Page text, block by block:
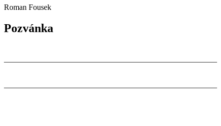
Roman Fousek
Pozvánka